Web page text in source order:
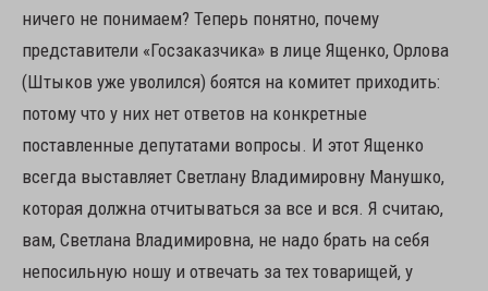
ничего не понимаем? Теперь понятно, почему
представители «Госзаказчика» в лице Ященко, Орлова
(Штыков уже уволился) боятся на комитет приходить:
потому что у них нет ответов на конкретные
поставленные депутатами вопросы. И этот Ященко
всегда выставляет Светлану Владимировну Манушко,
которая должна отчитываться за все и вся. Я считаю,
вам, Светлана Владимировна, не надо брать на себя
непосильную ношу и отвечать за тех товарищей, у